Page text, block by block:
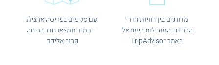
עם סניפים בפריסה ארצית
– תמיד תמצאו חדר בריחה
קרוב אליכם
מדורגים בין חוויות חדרי
הבריחה המובילות בישראל
באתר TripAdvisor